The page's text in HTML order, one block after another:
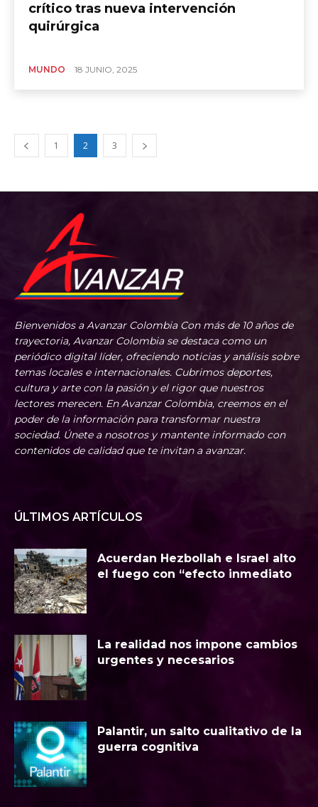
crítico tras nueva intervención
quirúrgica
MUNDO 18 JUNIO, 2025
1 2 3
Bienvenidos a Avanzar Colombia Con más de 10 años de
trayectoria, Avanzar Colombia se destaca como un
periódico digital líder, ofreciendo noticias y análisis sobre
temas locales e internacionales. Cubrimos deportes,
cultura y arte con la pasión y el rigor que nuestros
lectores merecen. En Avanzar Colombia, creemos en el
poder de la información para transformar nuestra
sociedad. Únete a nosotros y mantente informado con
contenidos de calidad que te invitan a avanzar.
ÚLTIMOS ARTÍCULOS
Acuerdan Hezbollah e Israel alto
el fuego con “efecto inmediato
La realidad nos impone cambios
urgentes y necesarios
Palantir, un salto cualitativo de la
guerra cognitiva